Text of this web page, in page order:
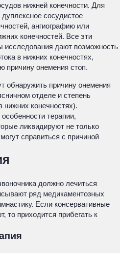
нижней конечности. Для
сосудистое
ангиографию или
конечностей. Все эти
исследования дают возможность
в нижних конечностях,
причину онемения стоп.
обнаружить причину онемения
отделе и степень
конечностях).
терапии,
ликвидируют не только
справиться с причиной
должно лечиться
ряд медикаментозных
Если консервативные
то приходится прибегать к